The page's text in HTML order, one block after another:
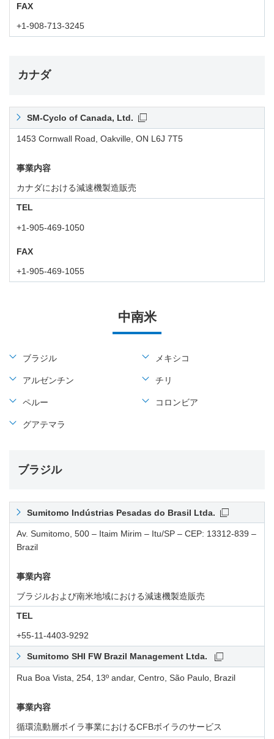
FAX
+1-908-713-3245
カナダ
SM-Cyclo of Canada, Ltd.
1453 Cornwall Road, Oakville, ON L6J 7T5
事業内容
カナダにおける減速機製造販売
TEL
+1-905-469-1050
FAX
+1-905-469-1055
中南米
ブラジル メキシコ
アルゼンチン チリ
ペルー コロンビア
グアテマラ
ブラジル
Sumitomo Indústrias Pesadas do Brasil Ltda.
Av. Sumitomo, 500 – Itaim Mirim – Itu/SP – CEP: 13312-839 –
Brazil
事業内容
ブラジルおよび南米地域における減速機製造販売
TEL
+55-11-4403-9292
Sumitomo SHI FW Brazil Management Ltda.
Rua Boa Vista, 254, 13º andar, Centro, São Paulo, Brazil
事業内容
循環流動層ボイラ事業におけるCFBボイラのサービス